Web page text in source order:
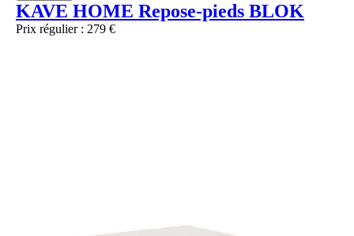
KAVE HOME Repose-pieds BLOK
Prix régulier : 279 €